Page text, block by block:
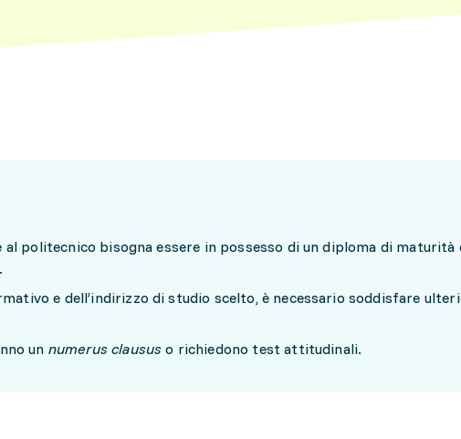
al politecnico bisogna essere in possesso di un diploma di maturità
e dell’indirizzo di studio scelto, è necessario soddisfare
un numerus clausus o richiedono test attitudinali.